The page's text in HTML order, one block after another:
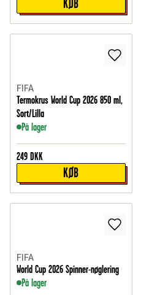
KØB
FIFA
Termokrus World Cup 2026 850 ml,
Sort/Lilla
På lager
249 DKK
KØB
FIFA
World Cup 2026 Spinner-nøglering
På lager